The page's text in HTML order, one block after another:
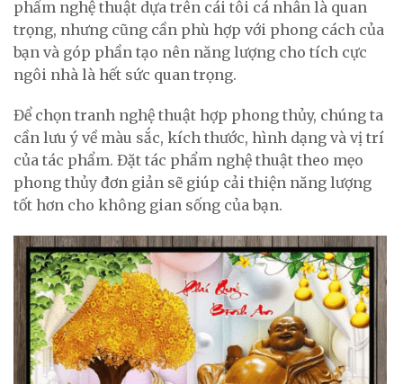
phẩm nghệ thuật dựa trên cái tôi cá nhân là quan
trọng, nhưng cũng cần phù hợp với phong cách của
bạn và góp phần tạo nên năng lượng cho tích cực
ngôi nhà là hết sức quan trọng.
Để chọn tranh nghệ thuật hợp phong thủy, chúng ta
cần lưu ý về màu sắc, kích thước, hình dạng và vị trí
của tác phẩm. Đặt tác phẩm nghệ thuật theo mẹo
phong thủy đơn giản sẽ giúp cải thiện năng lượng
tốt hơn cho không gian sống của bạn.